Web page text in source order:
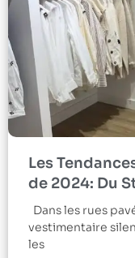
Les
de 2024: Du
Dans les rues
vestimentaire
les